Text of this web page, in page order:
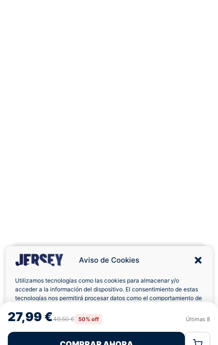
Aviso de Cookies
Utilizamos tecnologías como las cookies para almacenar y/o
acceder a la información del dispositivo. El consentimiento de estas
tecnologías nos permitirá procesar datos como el comportamiento de
retirar el consentimiento, puede afectar negativamente a ciertas
características y funciones.
Rechazar
27,99 €49,50 € 50% off Últimas 8
Envíos a Domicilio Devolución 7 Días